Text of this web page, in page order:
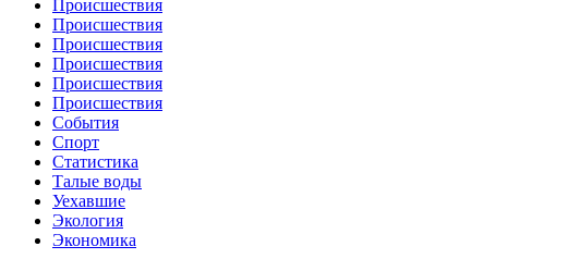
Происшествия
Происшествия
Происшествия
Происшествия
Происшествия
Происшествия
События
Спорт
Статистика
Талые воды
Уехавшие
Экология
Экономика